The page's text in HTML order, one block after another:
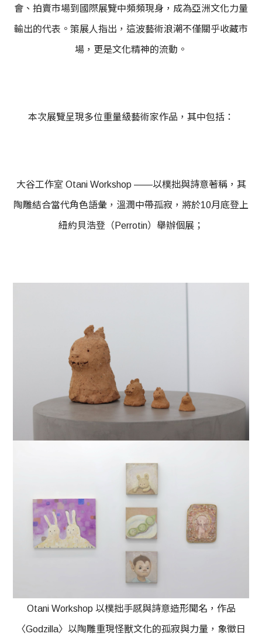
會、拍賣市場到國際展覽中頻頻現身，成為亞洲文化力量
輸出的代表。策展人指出，這波藝術浪潮不僅關乎收藏市
場，更是文化精神的流動。
本次展覽呈現多位重量級藝術家作品，其中包括：
大谷工作室 Otani Workshop ——以樸拙與詩意著稱，其
陶雕結合當代角色語彙，溫潤中帶孤寂，將於10月底登上
紐約貝浩登（Perrotin）舉辦個展；
Otani Workshop 以樸拙手感與詩意造形聞名，作品
〈Godzilla〉以陶雕重現怪獸文化的孤寂與力量，象徵日